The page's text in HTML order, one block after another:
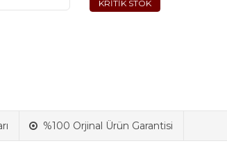
%100 Orjinal Ürün Garantisi